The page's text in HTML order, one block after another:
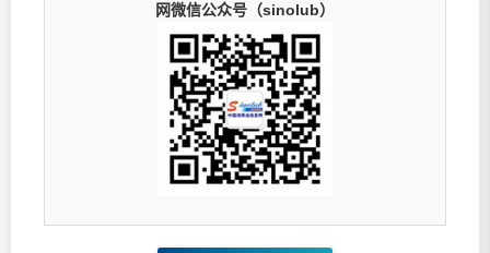
网微信公众号（sinolub）